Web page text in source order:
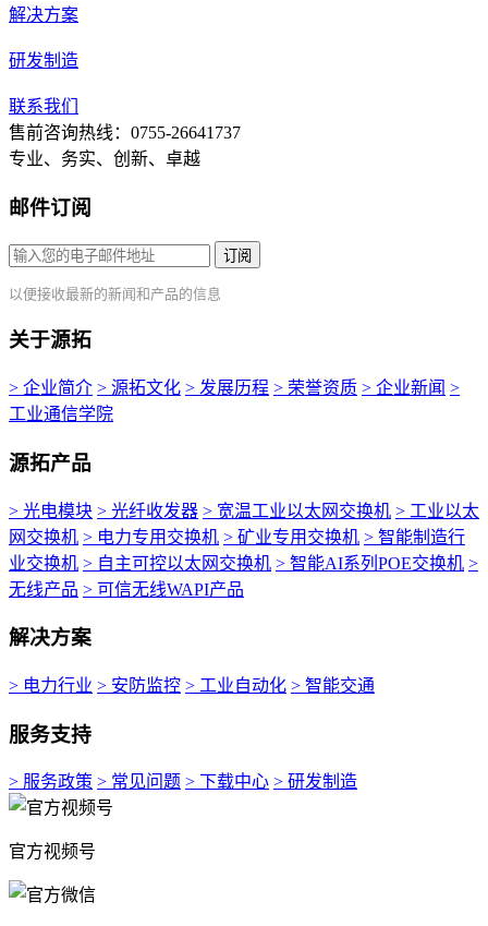
解决方案
研发制造
联系我们
售前咨询热线：0755-26641737
专业、务实、创新、卓越
邮件订阅
订阅
以便接收最新的新闻和产品的信息
关于源拓
> 企业简介 > 源拓文化 > 发展历程 > 荣誉资质 > 企业新闻 >
工业通信学院
源拓产品
> 光电模块 > 光纤收发器 > 宽温工业以太网交换机 > 工业以太
网交换机 > 电力专用交换机 > 矿业专用交换机 > 智能制造行
业交换机 > 自主可控以太网交换机 > 智能AI系列POE交换机 >
无线产品 > 可信无线WAPI产品
解决方案
> 电力行业 > 安防监控 > 工业自动化 > 智能交通
服务支持
> 服务政策 > 常见问题 > 下载中心 > 研发制造
官方视频号